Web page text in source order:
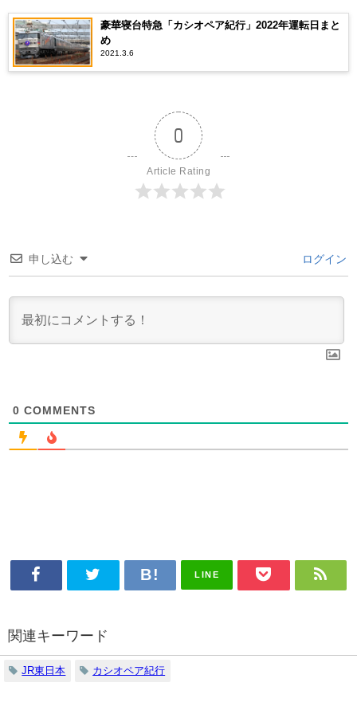
豪華寝台特急「カシオペア紀行」2022年運転日まと
め
2021.3.6
0
Article Rating
申し込む ログイン
0 COMMENTS
LINE
関連キーワード
JR東日本 カシオペア紀行